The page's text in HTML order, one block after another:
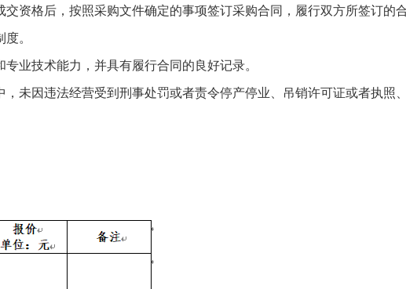
资格后，按照采购文件确定的事项签订采购合同，履行双方所签订的
。
业技术能力，并具有履行合同的良好记录。
未因违法经营受到刑事处罚或者责令停产停业、吊销许可证或者执照